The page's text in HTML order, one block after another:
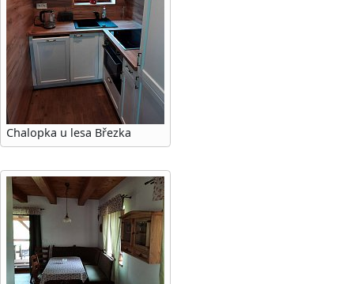
Chalopka u lesa Březka